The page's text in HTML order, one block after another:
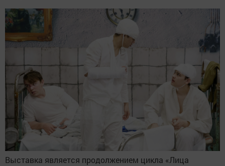
Выставка является продолжением цикла «Лица